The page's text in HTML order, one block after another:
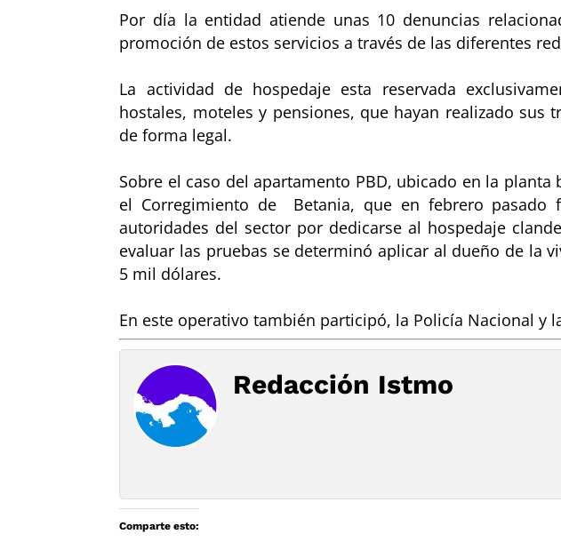
Por día la entidad atiende unas 10 denuncias
promoción de estos servicios a través de las diferentes
La actividad de hospedaje esta reservada
hostales, moteles y pensiones, que hayan realizado sus
de forma legal.
Sobre el caso del apartamento PBD, ubicado en la planta
el Corregimiento de Betania, que en febrero pasado
autoridades del sector por dedicarse al hospedaje
evaluar las pruebas se determinó aplicar al dueño de la
5 mil dólares.
En este operativo también participó, la Policía Nacional y
Redacción Istmo
Comparte esto: